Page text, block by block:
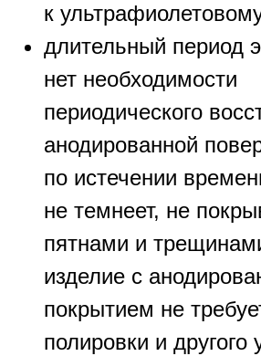
к
длительный период
нет необходимости
периодического
анодированной
по истечении
не темнеет, не
пятнами и
изделие с
покрытием не
полировки и другого